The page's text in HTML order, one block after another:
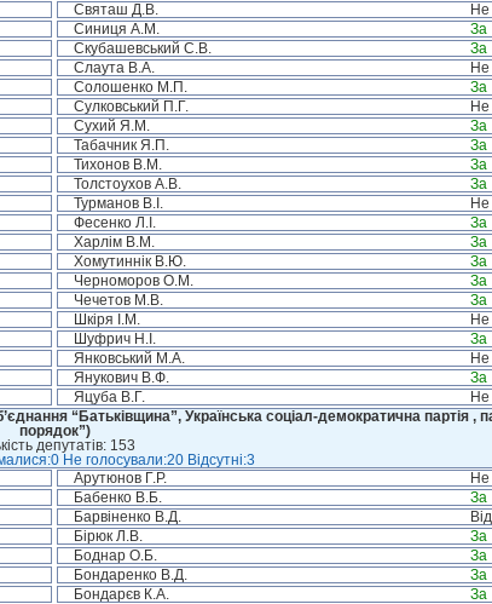
Святаш Д.В.
Не
Синиця А.М.
За
Скубашевський С.В.
За
Слаута В.А.
Не
Солошенко М.П.
За
Сулковський П.Г.
Не
Сухий Я.М.
За
Табачник Я.П.
За
Тихонов В.М.
За
Толстоухов А.В.
За
Турманов В.І.
Не
Фесенко Л.І.
За
Харлім В.М.
За
Хомутиннік В.Ю.
За
Черноморов О.М.
За
Чечетов М.В.
За
Шкіря І.М.
Не
Шуфрич Н.І.
За
Янковський М.А.
Не
Янукович В.Ф.
За
Яцуба В.Г.
Не
“Батьківщина”, Українська соціал-демократична партія ,
порядок”)
депутатів: 153
Не голосували:20 Відсутні:3
Арутюнов Г.Р.
Не
Бабенко В.Б.
За
Барвіненко В.Д.
Бірюк Л.В.
За
Боднар О.Б.
За
Бондаренко В.Д.
За
Бондарєв К.А.
За